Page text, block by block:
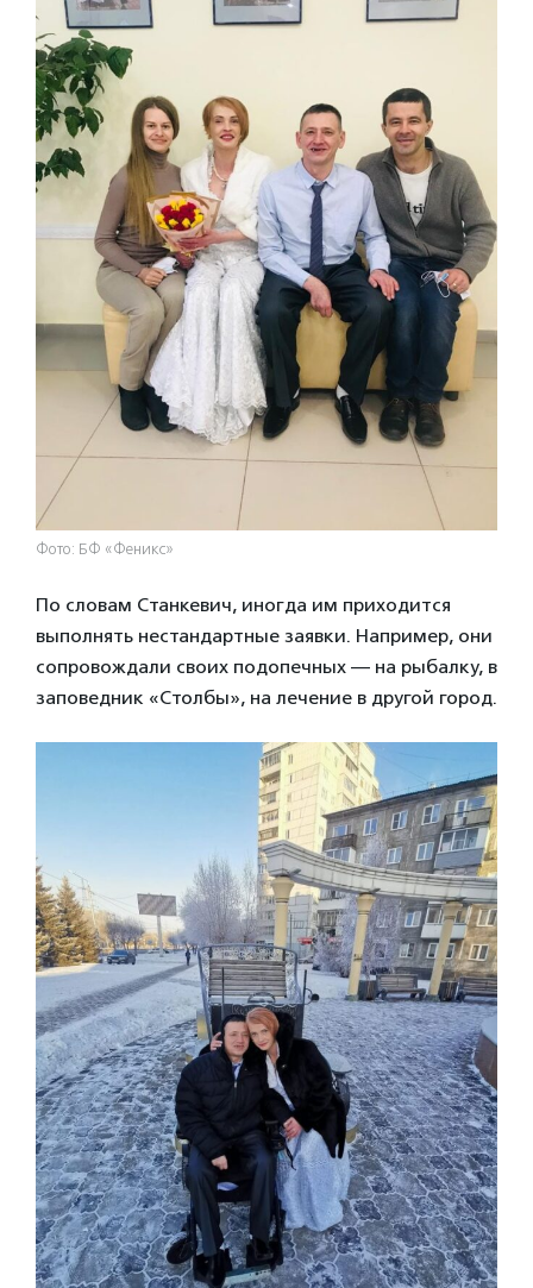
Фото: БФ «Феникс»
По словам Станкевич, иногда им приходится
выполнять нестандартные заявки. Например, они
сопровождали своих подопечных — на рыбалку, в
заповедник «Столбы», на лечение в другой город.